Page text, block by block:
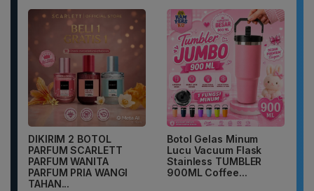
DIKIRIM 2 BOTOL
PARFUM SCARLETT
PARFUM WANITA
PARFUM PRIA WANGI
TAHAN...
Botol Gelas Minum
Lucu Vacuum Flask
Stainless TUMBLER
900ML Coffee...